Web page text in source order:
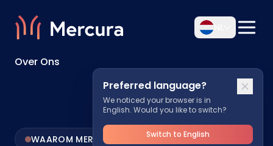
Preferred language?
We noticed your browser is in
English. Would you like to switch?
Switch to English
Over Ons
WAAROM MERCURA BESTAAT